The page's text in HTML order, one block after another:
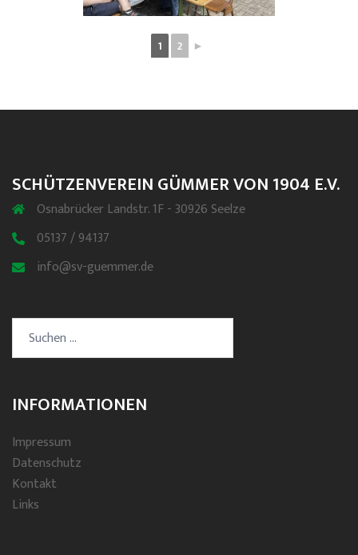
1 2 ►
SCHÜTZENVEREIN GÜMMER VON 1904 E.V.
Osnabrücker Landstr. 1F - 30926 Seelze
05137 / 94137
info@sv-guemmer.de
Suchen
nach:
INFORMATIONEN
Impressum
Datenschutz
Kontakt
Links